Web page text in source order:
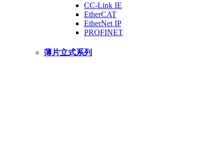
CC-Link IE
EtherCAT
EtherNet IP
PROFINET
薄片立式系列